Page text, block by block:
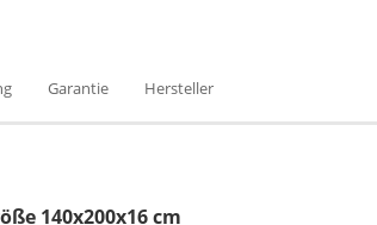
Garantie Hersteller
140x200x16 cm